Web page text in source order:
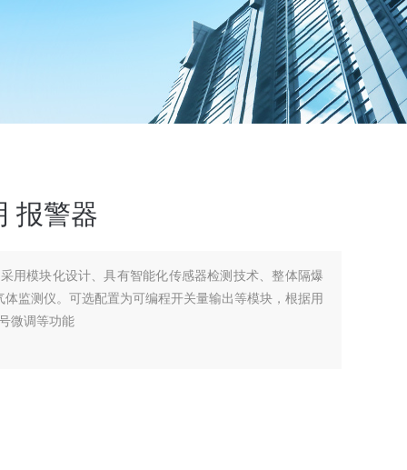
报警器
用模块化设计、具有智能化传感器检测技术、整体隔爆
监测仪。可选配置为可编程开关量输出等模块，根据用
微调等功能